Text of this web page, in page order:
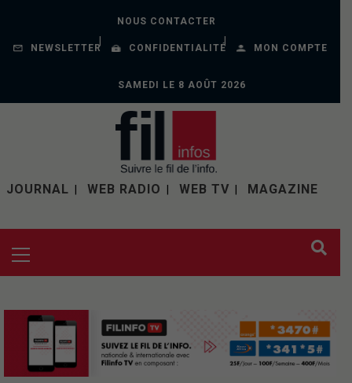
NOUS CONTACTER
NEWSLETTER CONFIDENTIALITÉ MON COMPTE
SAMEDI LE 8 AOÛT 2026
JOURNAL WEB RADIO WEB TV MAGAZINE